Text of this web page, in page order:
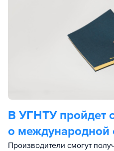
В УГНТУ пройдет
о международной
Производители смогут